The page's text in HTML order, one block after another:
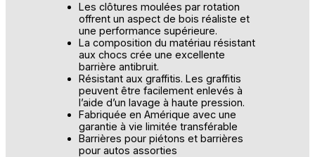
Les clôtures moulées par rotation
offrent un aspect de bois réaliste et
une performance supérieure.
La composition du matériau résistant
aux chocs crée une excellente
barrière antibruit.
Résistant aux graffitis. Les graffitis
peuvent être facilement enlevés à
l’aide d’un lavage à haute pression.
Fabriquée en Amérique avec une
garantie à vie limitée transférable
Barrières pour piétons et barrières
pour autos assorties